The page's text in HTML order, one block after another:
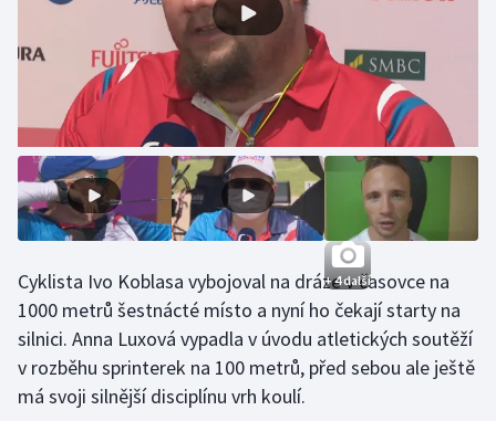
Moderní pětiboj
Motorsport
Olympijské hry
Parasport
Plážový volejbal
Ragby
+ 4 další
Cyklista Ivo Koblasa vybojoval na dráze v časovce na
1000 metrů šestnácté místo a nyní ho čekají starty na
silnici. Anna Luxová vypadla v úvodu atletických soutěží
v rozběhu sprinterek na 100 metrů, před sebou ale ještě
má svoji silnější disciplínu vrh koulí.